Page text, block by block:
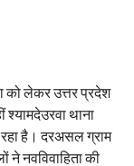
को लेकर उत्तर प्रदेश
थाना
है। दरअसल ग्राम
ने नवविवाहिता की